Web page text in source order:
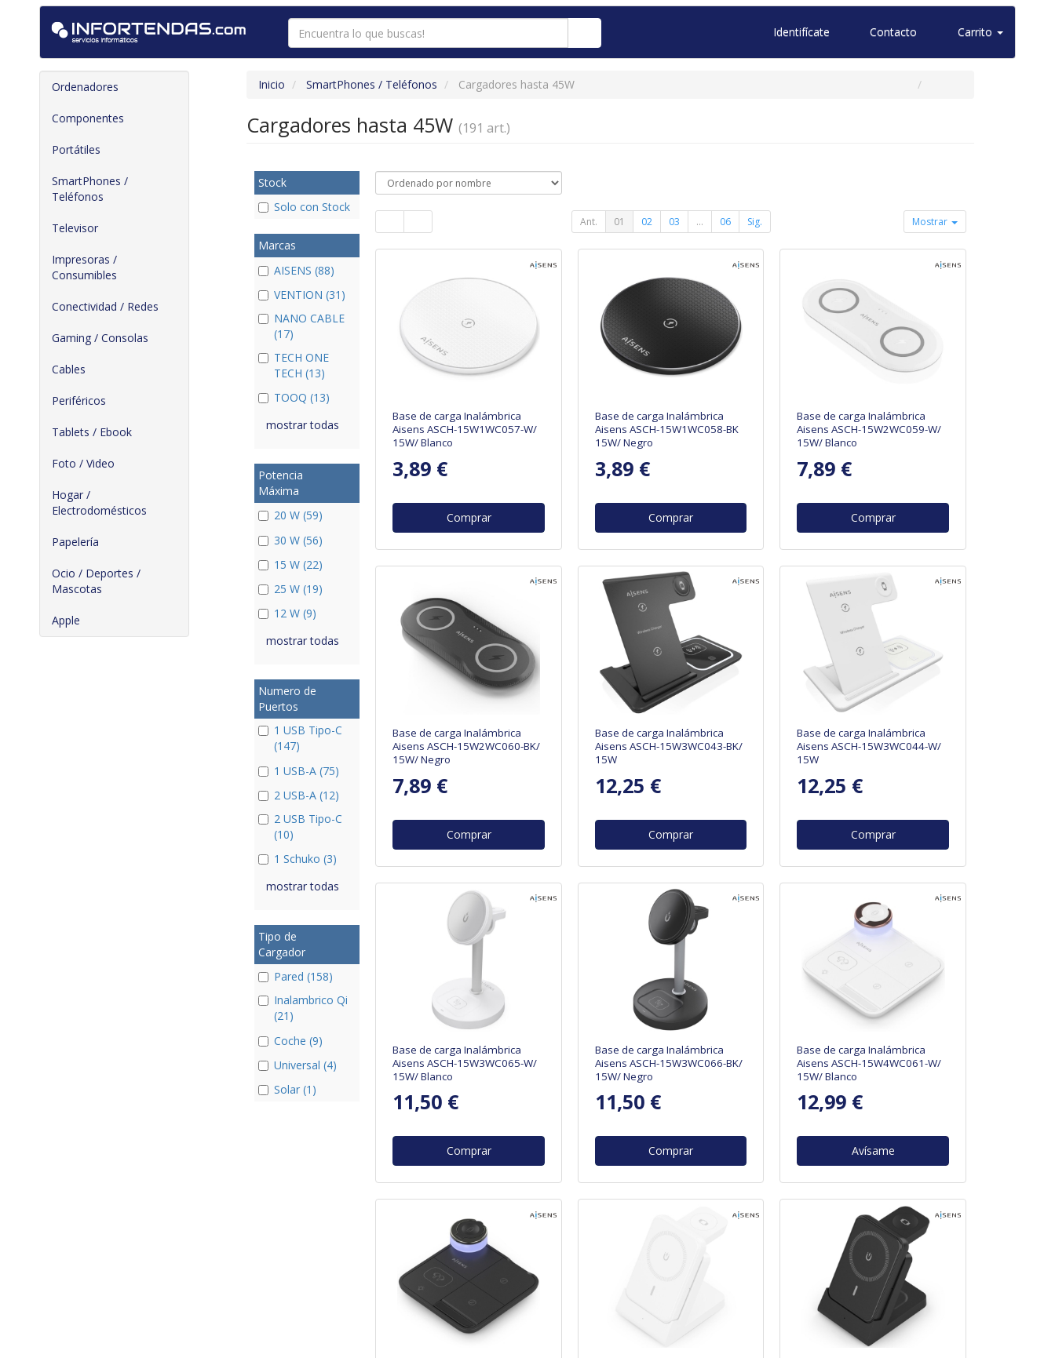
Identifícate Contacto Carrito
Ordenadores
Componentes
Portátiles
SmartPhones /
Teléfonos
Televisor
Impresoras /
Consumibles
Conectividad / Redes
Gaming / Consolas
Cables
Periféricos
Tablets / Ebook
Foto / Video
Hogar /
Electrodomésticos
Papelería
Ocio / Deportes /
Mascotas
Apple
Inicio SmartPhones / Teléfonos Cargadores hasta 45W
Cargadores hasta 45W (191 art.)
Stock
Solo con Stock
Marcas
AISENS (88)
VENTION (31)
NANO CABLE
(17)
TECH ONE
TECH (13)
TOOQ (13)
mostrar todas
Potencia
Máxima
20 W (59)
30 W (56)
15 W (22)
25 W (19)
12 W (9)
mostrar todas
Numero de
Puertos
1 USB Tipo-C
(147)
1 USB-A (75)
2 USB-A (12)
2 USB Tipo-C
(10)
1 Schuko (3)
mostrar todas
Tipo de
Cargador
Pared (158)
Inalambrico Qi
(21)
Coche (9)
Universal (4)
Solar (1)
Ant. 01 02 03 ... 06 Sig. Mostrar
Base de carga Inalámbrica
Aisens ASCH-15W1WC057-W/
15W/ Blanco
3,89 €
Comprar
Base de carga Inalámbrica
Aisens ASCH-15W1WC058-BK
15W/ Negro
3,89 €
Comprar
Base de carga Inalámbrica
Aisens ASCH-15W2WC059-W/
15W/ Blanco
7,89 €
Comprar
Base de carga Inalámbrica
Aisens ASCH-15W2WC060-BK/
15W/ Negro
7,89 €
Comprar
Base de carga Inalámbrica
Aisens ASCH-15W3WC043-BK/
15W
12,25 €
Comprar
Base de carga Inalámbrica
Aisens ASCH-15W3WC044-W/
15W
12,25 €
Comprar
Base de carga Inalámbrica
Aisens ASCH-15W3WC065-W/
15W/ Blanco
11,50 €
Comprar
Base de carga Inalámbrica
Aisens ASCH-15W3WC066-BK/
15W/ Negro
11,50 €
Comprar
Base de carga Inalámbrica
Aisens ASCH-15W4WC061-W/
15W/ Blanco
12,99 €
Avísame